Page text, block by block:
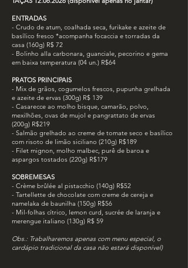
ENTRADAS
- Crudo de atum, coalhada seca, furikake e azeite de
basílico fresco *acompanha focaccia e torradas da
casa (160g) R$ 72
- Bolinho alla carbonara, guanciale, pecorino e gema
em baixa temperatura (04 un.) R$64
PRATOS PRINCIPAIS
- Mix de grãos, cogumelos frescos, pupunha grelhada
e azeite de ervas (300g) R$ 139
- Casarecce ao molho bisque, camarão, polvo,
mexilhões, ovas de mujol e pangrattato de ervas
(200g) R$219
- Salmão grelhado ao creme de tomate seco e basílico
com risoto de limão siciliano (210g) R$189
- Filet mignon, molho malbec, purê de baroa e
aspargos tostados (220g) R$179
SOBREMESAS
- Crème brûlée al pistacchio (140g) R$52
- Tartellette de chocolate com creme de cereja e
namelaka de baunilha (150g) R$56
- Mil-folhas cítrico, lemon curd, sucrée de laranja e
merengue italiano (130g) R$ 59
Obs.: Trabalharemos apenas com menu especial, o
cardápio tradicional da casa não estará disponível)